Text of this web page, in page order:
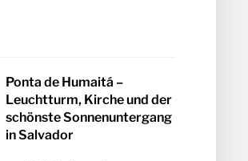
Ponta de Humaitá –
Leuchtturm, Kirche und der
schönste Sonnenuntergang
in Salvador